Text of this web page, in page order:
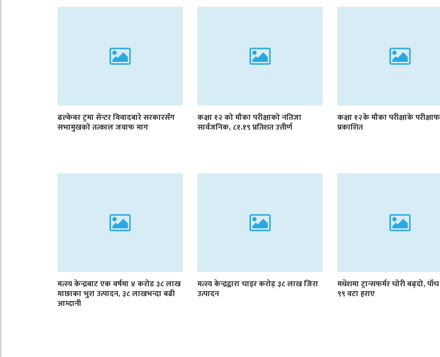
ढल्केबर ट्रमा सेन्टर विवादबारे सरकारसँग
सभामुखको तत्काल जवाफ माग
कक्षा १२ को मौका परीक्षाको नतिजा
सार्वजनिक, ८१.१९ प्रतिशत उत्तीर्ण
कक्षा १२के मौका परीक्षाके
प्रकाशित
मत्स्य केन्द्रबाट एक वर्षमा ४ करोड ३८ लाख
माछाका भुरा उत्पादन, ३८ लाखभन्दा बढी
आम्दानी
मत्स्य केन्द्रद्वारा चाइर करोड़ ३८ लाख जिरा
उत्पादन
मधेशमा ट्रान्सफर्मर चोरी बढ्दो, पाँच
९९ वटा हराए